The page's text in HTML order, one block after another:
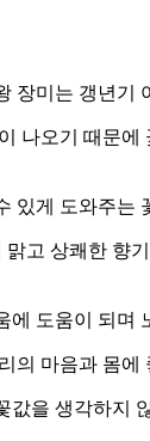
장미는 갱년기
나오기 때문
있게 도와주는
고 상쾌한 향
에 도움이 되며
의 마음과 몸
값을 생각하지